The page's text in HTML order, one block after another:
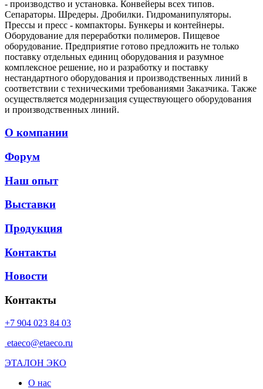
- производство и установка. Конвейеры всех типов.
Сепараторы. Шредеры. Дробилки. Гидроманипуляторы.
Прессы и пресс - компакторы. Бункеры и контейнеры.
Оборудование для переработки полимеров. Пищевое
оборудование. Предприятие готово предложить не только
поставку отдельных единиц оборудования и разумное
комплексное решение, но и разработку и поставку
нестандартного оборудования и производственных линий в
соответствии с техническими требованиями Заказчика. Также
осуществляется модернизация существующего оборудования
и производственных линий.
О компании
Форум
Наш опыт
Выставки
Продукция
Контакты
Новости
Контакты
+7 904 023 84 03
etaeco@etaeco.ru
ЭТАЛОН ЭКО
О нас